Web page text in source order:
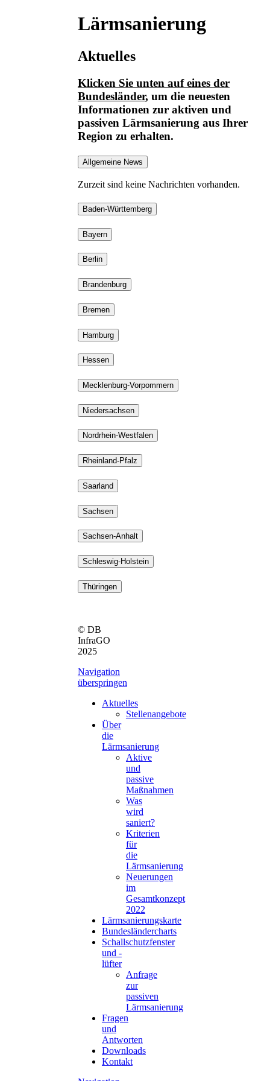
Lärmsanierung
Aktuelles
Klicken Sie unten auf eines der
Bundesländer, um die neuesten
Informationen zur aktiven und
passiven Lärmsanierung aus Ihrer
Region zu erhalten.
Allgemeine News
Zurzeit sind keine Nachrichten vorhanden.
Baden-Württemberg
Bayern
Berlin
Brandenburg
Bremen
Hamburg
Hessen
Mecklenburg-Vorpommern
Niedersachsen
Nordrhein-Westfalen
Rheinland-Pfalz
Saarland
Sachsen
Sachsen-Anhalt
Schleswig-Holstein
Thüringen
© DB
InfraGO
2025
Navigation
überspringen
Aktuelles
Stellenangebote
Über
die
Lärmsanierung
Aktive
und
passive
Maßnahmen
Was
wird
saniert?
Kriterien
für
die
Lärmsanierung
Neuerungen
im
Gesamtkonzept
2022
Lärmsanierungskarte
Bundesländercharts
Schallschutzfenster
und -
lüfter
Anfrage
zur
passiven
Lärmsanierung
Fragen
und
Antworten
Downloads
Kontakt